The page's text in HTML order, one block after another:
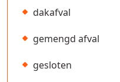
dakafval
gemengd afval
gesloten